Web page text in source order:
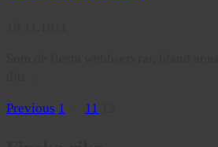
Posts
Previous 1 11